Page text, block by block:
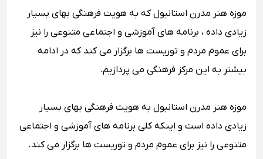
موزه هنر مدرن استانبول که به هویت فرهنگی بهای بسیار
زیادی داده ، برنامه ‌های آموزشی و اجتماعی متنوعی را نیز
برای عموم مردم و توریست ‌ها برگزار می کند که در ادامه
بیشتر به این مرکز فرهنگی می پردازیم.
موزه هنر مدرن استانبول به هویت فرهنگی بهای بسیار
زیادی داده است و اینکه کلی برنامه ‌های آموزشی و اجتماعی
متنوعی را نیز برای عموم مردم و توریست ‌ها برگزار می کند.